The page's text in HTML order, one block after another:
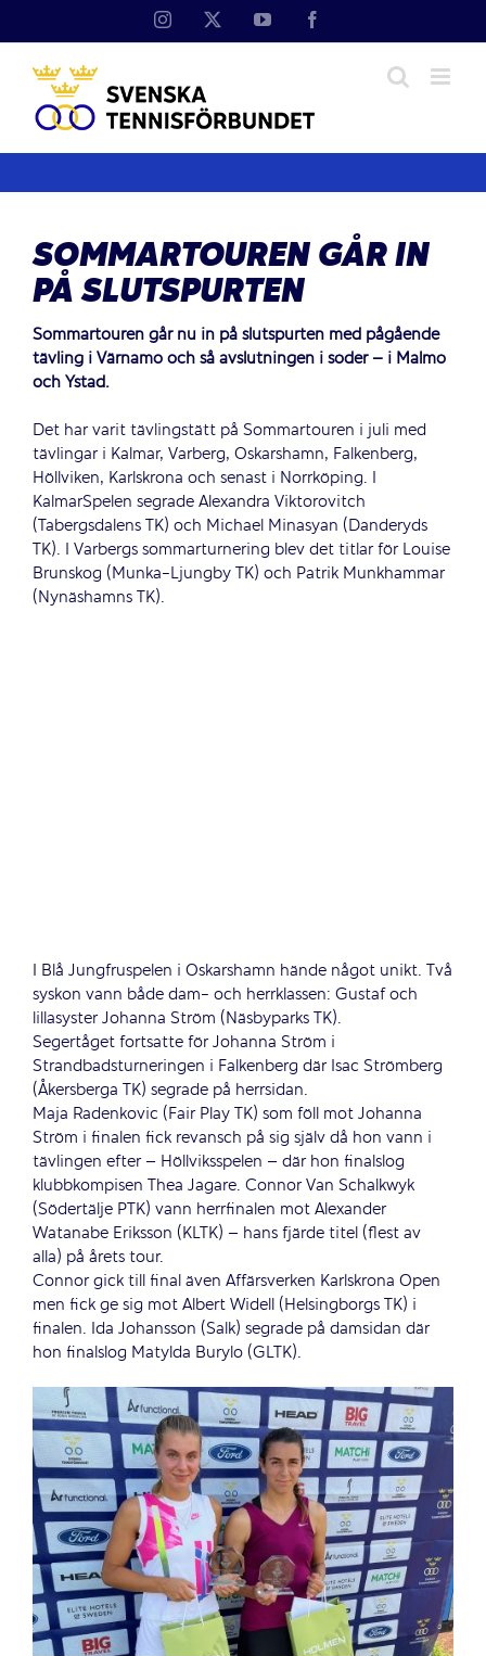
Instagram YouTube
SOMMARTOUREN GÅR IN
PÅ SLUTSPURTEN
Sommartouren går nu in på slutspurten med pågående
tävling i Värnamo och så avslutningen i söder – i Malmö
och Ystad.
Det har varit tävlingstätt på Sommartouren i juli med
tävlingar i Kalmar, Varberg, Oskarshamn, Falkenberg,
Höllviken, Karlskrona och senast i Norrköping. I
KalmarSpelen segrade Alexandra Viktorovitch
(Tabergsdalens TK) och Michael Minasyan (Danderyds
TK). I Varbergs sommarturnering blev det titlar för Louise
Brunskog (Munka-Ljungby TK) och Patrik Munkhammar
(Nynäshamns TK).
I Blå Jungfruspelen i Oskarshamn hände något unikt. Två
syskon vann både dam- och herrklassen: Gustaf och
lillasyster Johanna Ström (Näsbyparks TK).
Segertåget fortsatte för Johanna Ström i
Strandbadsturneringen i Falkenberg där Isac Strömberg
(Åkersberga TK) segrade på herrsidan.
Maja Radenkovic (Fair Play TK) som föll mot Johanna
Ström i finalen fick revansch på sig själv då hon vann i
tävlingen efter – Höllviksspelen – där hon finalslog
klubbkompisen Thea Jagare. Connor Van Schalkwyk
(Södertälje PTK) vann herrfinalen mot Alexander
Watanabe Eriksson (KLTK) – hans fjärde titel (flest av
alla) på årets tour.
Connor gick till final även Affärsverken Karlskrona Open
men fick ge sig mot Albert Widell (Helsingborgs TK) i
finalen. Ida Johansson (Salk) segrade på damsidan där
hon finalslog Matylda Burylo (GLTK).